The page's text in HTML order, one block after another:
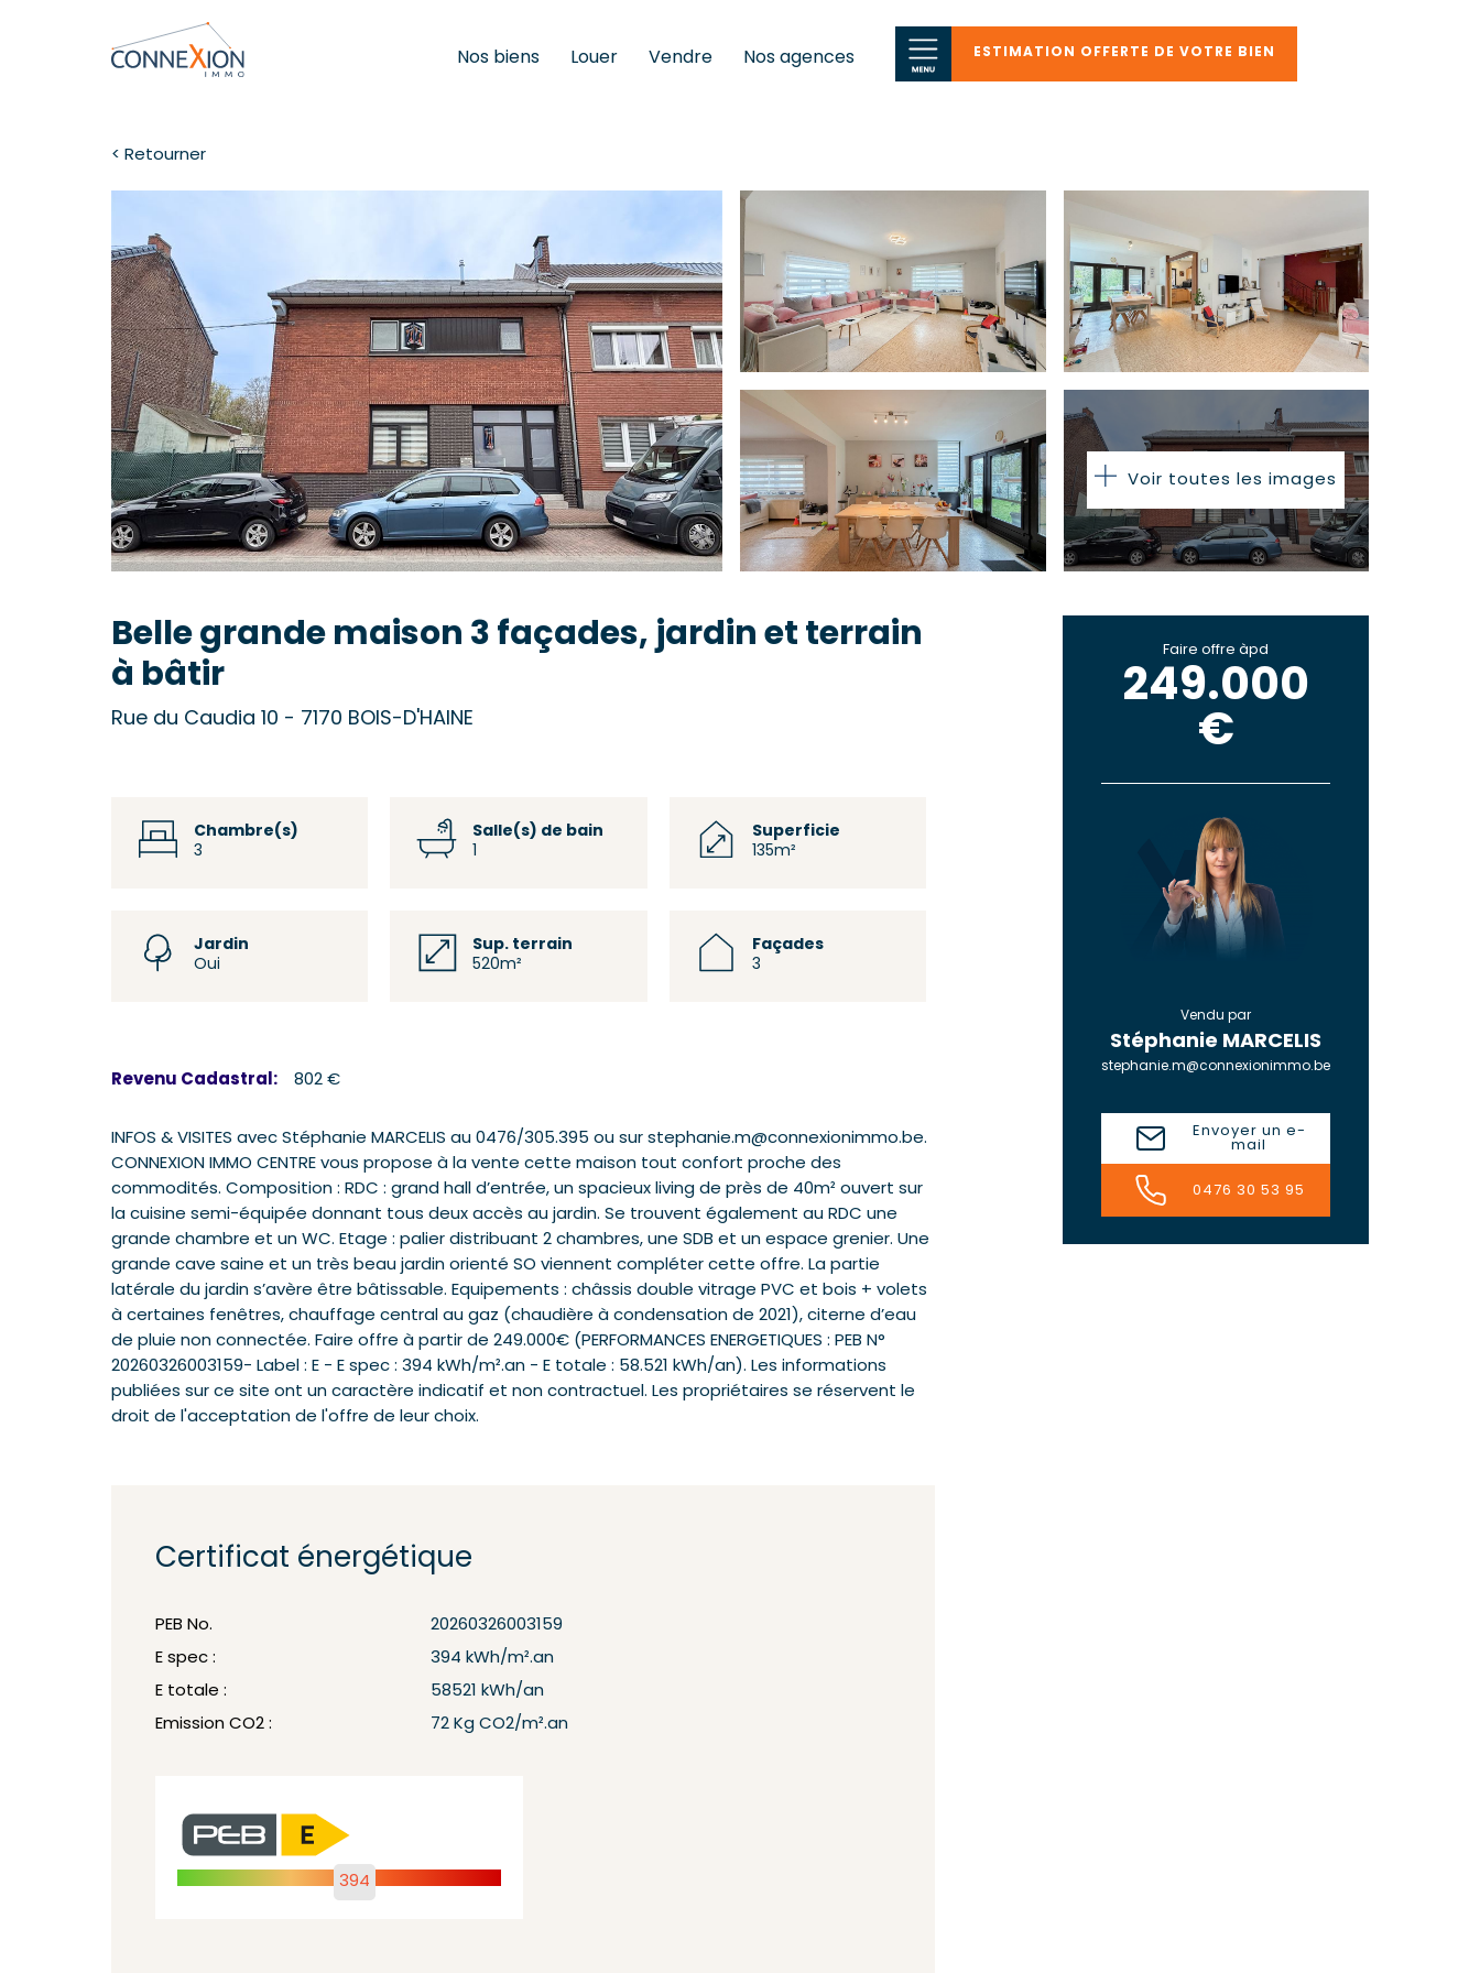
Nos biens Louer Vendre Nos agences ESTIMATION OFFERTE DE VOTRE BIEN
< Retourner
Voir toutes les images
Belle grande maison 3 façades, jardin et terrain
à bâtir
Rue du Caudia 10 - 7170 BOIS-D'HAINE
Chambre(s)
3
Salle(s) de bain
1
Superficie
135m²
Jardin
Oui
Sup. terrain
520m²
Façades
3
Revenu Cadastral: 802 €
INFOS & VISITES avec Stéphanie MARCELIS au 0476/305.395 ou sur stephanie.m@connexionimmo.be.
CONNEXION IMMO CENTRE vous propose à la vente cette maison tout confort proche des
commodités. Composition : RDC : grand hall d’entrée, un spacieux living de près de 40m² ouvert sur
la cuisine semi-équipée donnant tous deux accès au jardin. Se trouvent également au RDC une
grande chambre et un WC. Etage : palier distribuant 2 chambres, une SDB et un espace grenier. Une
grande cave saine et un très beau jardin orienté SO viennent compléter cette offre. La partie
latérale du jardin s’avère être bâtissable. Equipements : châssis double vitrage PVC et bois + volets
à certaines fenêtres, chauffage central au gaz (chaudière à condensation de 2021), citerne d’eau
de pluie non connectée. Faire offre à partir de 249.000€ (PERFORMANCES ENERGETIQUES : PEB N°
20260326003159- Label : E - E spec : 394 kWh/m².an - E totale : 58.521 kWh/an). Les informations
publiées sur ce site ont un caractère indicatif et non contractuel. Les propriétaires se réservent le
droit de l'acceptation de l'offre de leur choix.
Certificat énergétique
PEB No.
20260326003159
E spec :
394 kWh/m².an
E totale :
58521 kWh/an
Emission CO2 :
72 Kg CO2/m².an
394
Faire offre àpd
249.000
€
Vendu par
Stéphanie MARCELIS
stephanie.m@connexionimmo.be
Envoyer un e-
mail
0476 30 53 95